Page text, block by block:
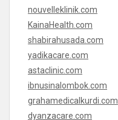
nouvelleklinik.com
KainaHealth.com
shabirahusada.com
yadikacare.com
astaclinic.com
ibnusinalombok.com
grahamedicalkurdi.com
dyanzacare.com